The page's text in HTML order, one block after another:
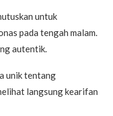
untuk
pada tengah malam.
autentik.
unik tentang
langsung kearifan